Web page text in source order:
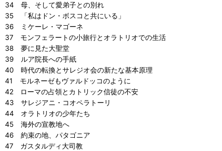
34 母、そして愛弟子との別れ
35 「私はドン・ボスコと共にいる」
36 ミケーレ・マゴーネ
37 モンフェラートの小旅行とオラトリオでの生活
38 夢に見た大聖堂
39 ルア院長への手紙
40 時代の転換とサレジオ会の新たな基本原理
41 モルネーゼもヴァルドッコのように
42 ローマの占領とカトリック信徒の不安
43 サレジアニ・コオペラトーリ
44 オラトリオの少年たち
45 海外の宣教地へ
46 約束の地、パタゴニア
47 ガスタルディ大司教